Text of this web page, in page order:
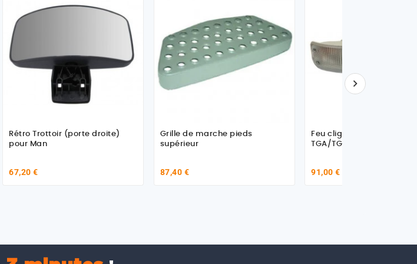
Rétro Trottoir (porte droite)
pour Man
67,20 €
Grille de marche pieds
supérieur
87,40 €
Feu clignotant droit pour
TGA/TGL/TGM/TGS/TGX
91,00 €
